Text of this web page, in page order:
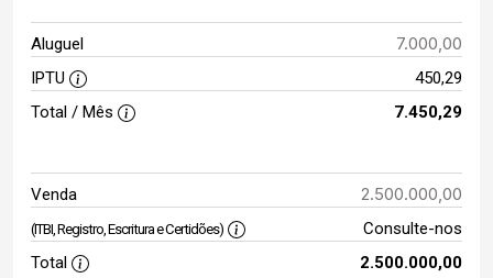
Aluguel 7.000,00
IPTU
450,29
Total / Mês
7.450,29
Venda 2.500.000,00
(ITBI, Registro, Escritura e Certidões)
Consulte-nos
Total
2.500.000,00